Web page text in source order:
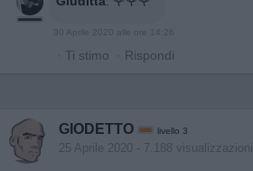
30 Aprile 2020 alle ore 14:26
· Ti stimo · Rispondi
GIODETTO livello 3
25 Aprile 2020 - 7.188 visualizzazioni